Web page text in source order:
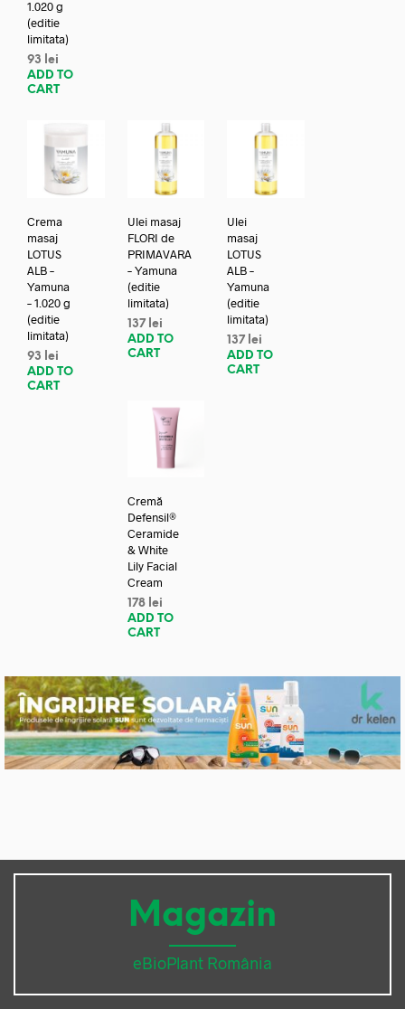
1.020 g
(editie
limitata)
93
lei
ADD TO
CART
Crema
masaj
LOTUS
ALB –
Yamuna
– 1.020 g
(editie
limitata)
93
lei
ADD TO
CART
Ulei masaj
FLORI de
PRIMAVARA
– Yamuna
(editie
limitata)
137 lei
ADD TO
CART
Ulei
masaj
LOTUS
ALB –
Yamuna
(editie
limitata)
137 lei
ADD TO
CART
Cremă
Defensil®
Ceramide
& White
Lily Facial
Cream
178 lei
ADD TO
CART
Magazin
eBioPlant România